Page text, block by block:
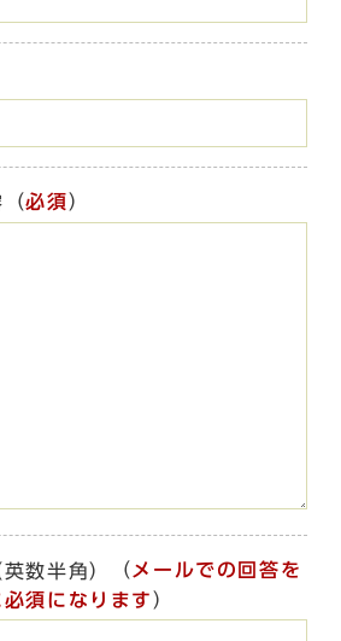
（必須）
数半角） （ メールでの回答を
須になります ）